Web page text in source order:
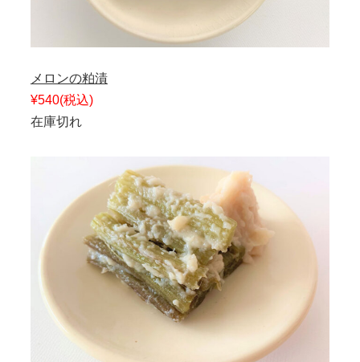
メロンの粕漬
¥540(税込)
在庫切れ